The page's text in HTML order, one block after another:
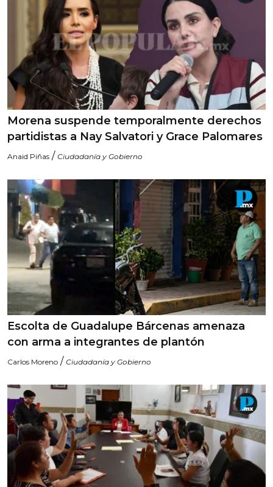
Morena suspende temporalmente derechos
partidistas a Nay Salvatori y Grace Palomares
Anaid Piñas / Ciudadanía y Gobierno
Escolta de Guadalupe Bárcenas amenaza
con arma a integrantes de plantón
Carlos Moreno / Ciudadanía y Gobierno